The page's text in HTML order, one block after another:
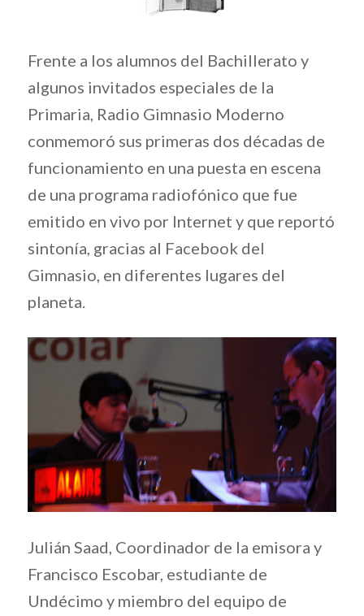
Frente a los alumnos del Bachillerato y
algunos invitados especiales de la
Primaria, Radio Gimnasio Moderno
conmemoró sus primeras dos décadas de
funcionamiento en una puesta en escena
de una programa radiofónico que fue
emitido en vivo por Internet y que reportó
sintonía, gracias al Facebook del
Gimnasio, en diferentes lugares del
planeta.
Julián Saad, Coordinador de la emisora y
Francisco Escobar, estudiante de
Undécimo y miembro del equipo de